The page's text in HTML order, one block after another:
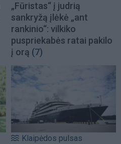
„Fūristas“ į judrią
sankryžą įlėkė „ant
rankinio“: vilkiko
puspriekabės ratai pakilo
į orą (7)
Klaipėdos pulsas